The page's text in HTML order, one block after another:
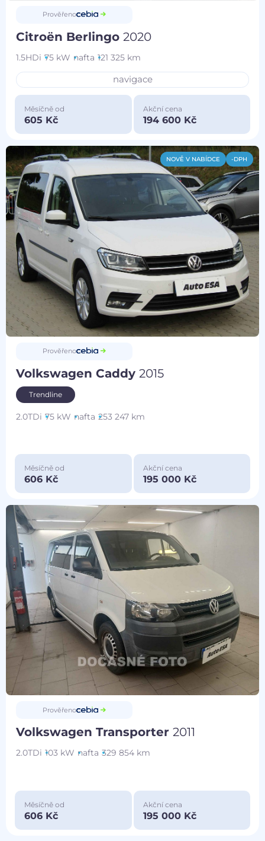
Prověřeno
Citroën Berlingo2020
1.5HDi 75 kW nafta 121 325 km
navigace
Měsíčně od
605 Kč
Akční cena
194 600 Kč
NOVĚ V NABÍDCE -DPH
Prověřeno
Volkswagen Caddy2015
Trendline
2.0TDi 75 kW nafta 253 247 km
Měsíčně od
606 Kč
Akční cena
195 000 Kč
Prověřeno
Volkswagen Transporter2011
2.0TDi 103 kW nafta 329 854 km
Měsíčně od
606 Kč
Akční cena
195 000 Kč